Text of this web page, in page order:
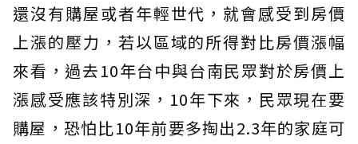
還沒有購屋或者年輕世代，就會感受到房價
上漲的壓力，若以區域的所得對比房價漲幅
來看，過去10年台中與台南民眾對於房價上
漲感受應該特別深，10年下來，民眾現在要
購屋，恐怕比10年前要多掏出2.3年的家庭可